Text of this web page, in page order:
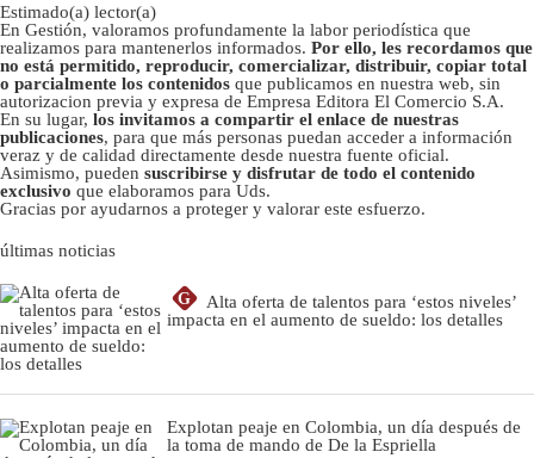
Estimado(a) lector(a)
En Gestión, valoramos profundamente la labor periodística que
realizamos para mantenerlos informados. Por ello, les recordamos que
no está permitido, reproducir, comercializar, distribuir, copiar total
o parcialmente los contenidos que publicamos en nuestra web, sin
autorizacion previa y expresa de Empresa Editora El Comercio S.A.
En su lugar, los invitamos a compartir el enlace de nuestras
publicaciones, para que más personas puedan acceder a información
veraz y de calidad directamente desde nuestra fuente oficial.
Asimismo, pueden suscribirse y disfrutar de todo el contenido
exclusivo que elaboramos para Uds.
Gracias por ayudarnos a proteger y valorar este esfuerzo.
últimas noticias
G
Alta oferta de talentos para ‘estos niveles’
impacta en el aumento de sueldo: los detalles
Explotan peaje en Colombia, un día después de
la toma de mando de De la Espriella